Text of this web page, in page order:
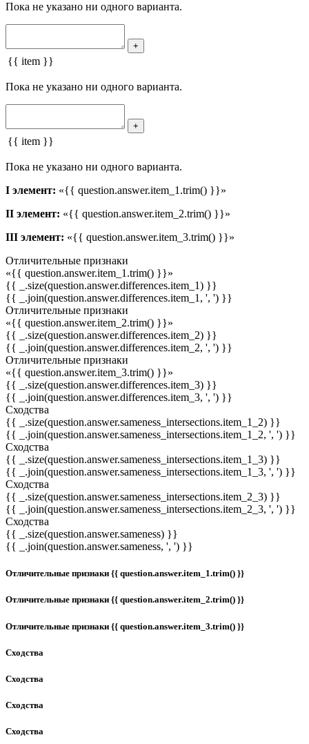
Пока не указано ни одного варианта.
+
{{ item }}
Пока не указано ни одного варианта.
+
{{ item }}
Пока не указано ни одного варианта.
I элемент: «{{ question.answer.item_1.trim() }}»
II элемент: «{{ question.answer.item_2.trim() }}»
III элемент: «{{ question.answer.item_3.trim() }}»
Отличительные признаки
«{{ question.answer.item_1.trim() }}»
{{ _.size(question.answer.differences.item_1) }}
{{ _.join(question.answer.differences.item_1, ', ') }}
Отличительные признаки
«{{ question.answer.item_2.trim() }}»
{{ _.size(question.answer.differences.item_2) }}
{{ _.join(question.answer.differences.item_2, ', ') }}
Отличительные признаки
«{{ question.answer.item_3.trim() }}»
{{ _.size(question.answer.differences.item_3) }}
{{ _.join(question.answer.differences.item_3, ', ') }}
Сходства
{{ _.size(question.answer.sameness_intersections.item_1_2) }}
{{ _.join(question.answer.sameness_intersections.item_1_2, ', ') }}
Сходства
{{ _.size(question.answer.sameness_intersections.item_1_3) }}
{{ _.join(question.answer.sameness_intersections.item_1_3, ', ') }}
Сходства
{{ _.size(question.answer.sameness_intersections.item_2_3) }}
{{ _.join(question.answer.sameness_intersections.item_2_3, ', ') }}
Сходства
{{ _.size(question.answer.sameness) }}
{{ _.join(question.answer.sameness, ', ') }}
Отличительные признаки {{ question.answer.item_1.trim() }}
Отличительные признаки {{ question.answer.item_2.trim() }}
Отличительные признаки {{ question.answer.item_3.trim() }}
Сходства
Сходства
Сходства
Сходства